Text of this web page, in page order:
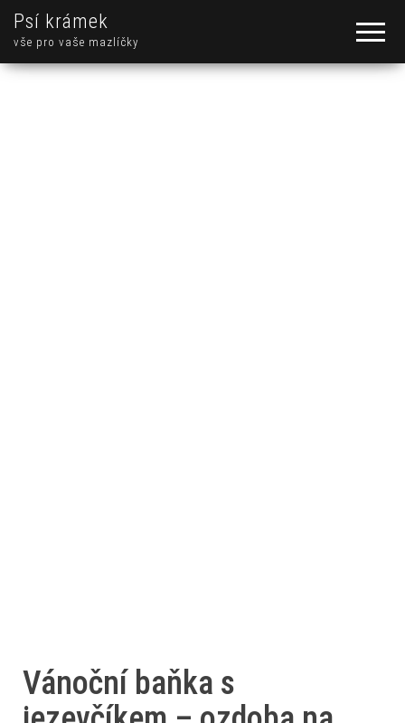
Psí krámek
vše pro vaše mazlíčky
Vánoční baňka s